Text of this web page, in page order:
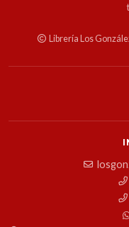
Librería Los